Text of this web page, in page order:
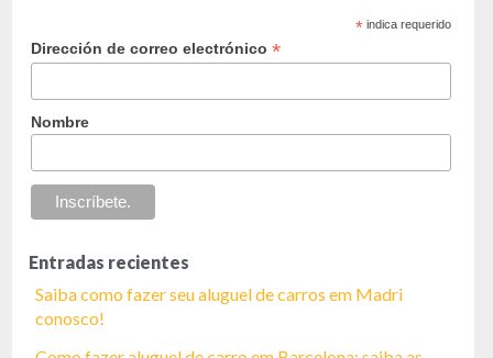
* indica requerido
Dirección de correo electrónico*
Nombre
Entradas recientes
Saiba como fazer seu aluguel de carros em Madri
conosco!